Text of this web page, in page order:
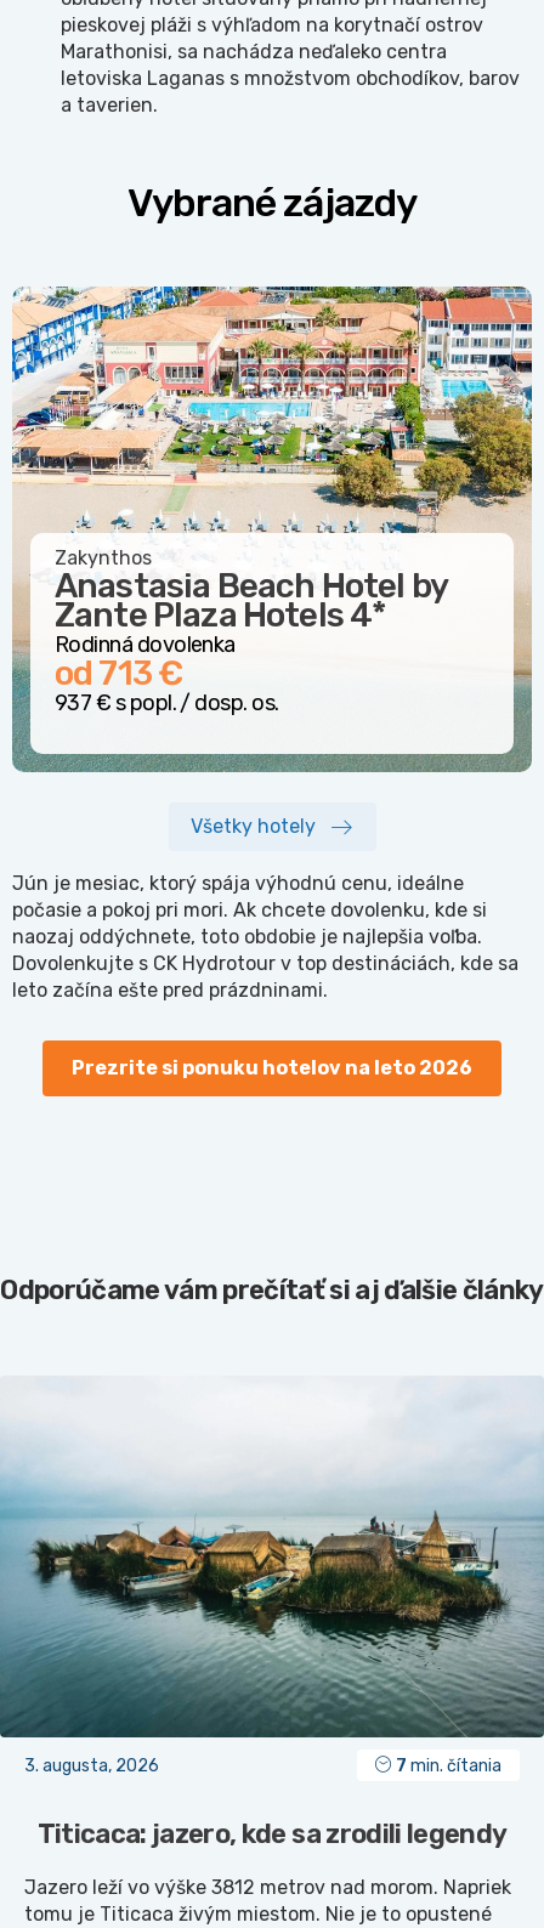
pieskovej pláži s výhľadom na korytnačí ostrov
Marathonisi, sa nachádza neďaleko centra
letoviska Laganas s množstvom obchodíkov, barov
a taverien.
Vybrané zájazdy
Zakynthos
Anastasia Beach Hotel by
Zante Plaza Hotels4*
Rodinná dovolenka
od 713 €
937 € s popl. / dosp. os.
Všetky hotely
Jún je mesiac, ktorý spája výhodnú cenu, ideálne
počasie a pokoj pri mori. Ak chcete dovolenku, kde si
naozaj oddýchnete, toto obdobie je najlepšia voľba.
Dovolenkujte s CK Hydrotour v top destináciách, kde sa
leto začína ešte pred prázdninami.
Prezrite si ponuku hotelov na leto 2026
Odporúčame vám prečítať si aj ďalšie články
3. augusta, 2026 7 min. čítania
Titicaca: jazero, kde sa zrodili legendy
Jazero leží vo výške 3812 metrov nad morom. Napriek
tomu je Titicaca živým miestom. Nie je to opustené